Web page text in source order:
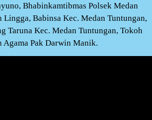
Bhabinkamtibmas Polsek Medan
Babinsa Kec. Medan Tuntungan,
Taruna Kec. Medan Tuntungan, Tokoh
Agama Pak Darwin Manik.